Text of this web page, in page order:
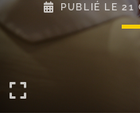
PUBLIÉ LE21